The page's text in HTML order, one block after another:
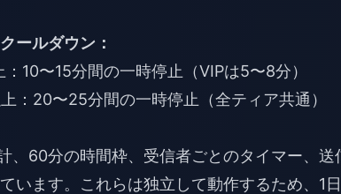
ールダウン：
10〜15分間の一時停止（VIPは5〜8分）
：20〜25分間の一時停止（全ティア共通）
、60分の時間枠、受信者ごとのタイマー、送
います。これらは独立して動作するため、1